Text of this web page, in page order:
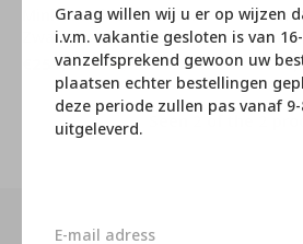
Graag willen wij u er op wijzen
i.v.m. vakantie gesloten is van
vanzelfsprekend gewoon uw
plaatsen echter bestellingen
deze periode zullen pas vanaf
uitgeleverd.
Mink Handdoek ladder
Zwart
€251,95 €279,95
Icon
Zwart
Seen 2 of the 2